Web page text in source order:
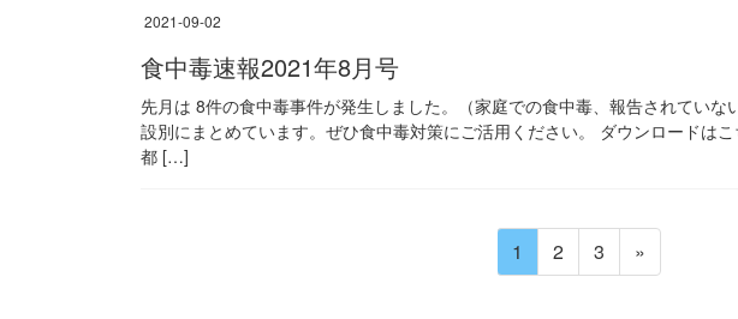
2021-09-02
食中毒速報2021年8月号
先月は 8件の食中毒事件が発生しました。（家庭での食中毒、報告されてい
設別にまとめています。ぜひ食中毒対策にご活用ください。 ダウンロードは
都 […]
固
定
1
固
定
2
固
定
3 »